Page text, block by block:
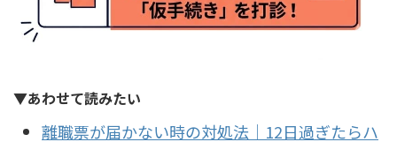
▼あわせて読みたい
離職票が届かない時の対処法｜12日過ぎたらハ